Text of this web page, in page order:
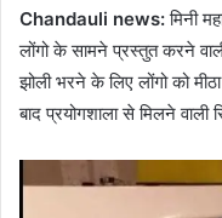
Chandauli news:मिनी
लोंगो के सामने प्रस्तुत करने
झोली भरने के लिए लोंगो को
बाद प्रयोगशाला से मिलने वाली